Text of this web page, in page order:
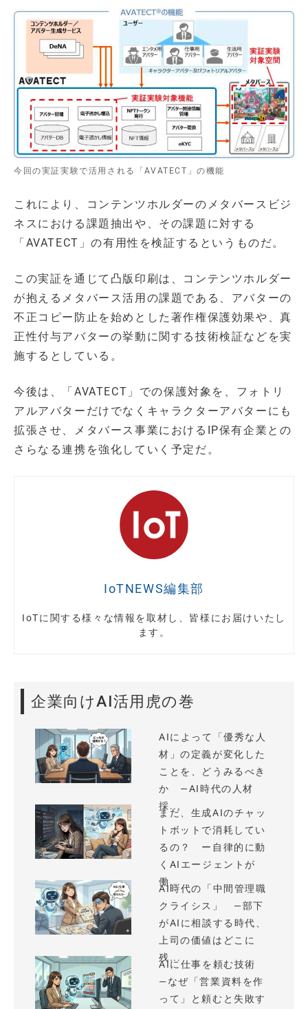
今回の実証実験で活用される「AVATECT」の機能
これにより、コンテンツホルダーのメタバースビジ
ネスにおける課題抽出や、その課題に対する
「AVATECT」の有用性を検証するというものだ。
この実証を通じて凸版印刷は、コンテンツホルダー
が抱えるメタバース活用の課題である、アバターの
不正コピー防止を始めとした著作権保護効果や、真
正性付与アバターの挙動に関する技術検証などを実
施するとしている。
今後は、「AVATECT」での保護対象を、フォトリ
アルアバターだけでなくキャラクターアバターにも
拡張させ、メタバース事業におけるIP保有企業との
さらなる連携を強化していく予定だ。
IoTNEWS編集部
IoTに関する様々な情報を取材し、皆様にお届けいたし
ます。
企業向けAI活用虎の巻
AIによって「優秀な人
材」の定義が変化した
ことを、どうみるべき
か —AI時代の人材
採...
まだ、生成AIのチャッ
トボットで消耗してい
るの？ ー自律的に動
くAIエージェントが
働...
AI時代の「中間管理職
クライシス」 —部下
がAIに相談する時代、
上司の価値はどこに
残...
AIに仕事を頼む技術
—なぜ「営業資料を作
って」と頼むと失敗す